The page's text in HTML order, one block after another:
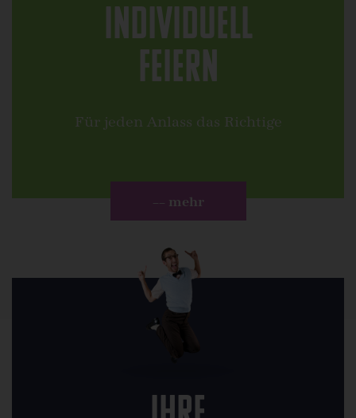
Individuell
Feiern
Für jeden Anlass das Richtige
–– mehr